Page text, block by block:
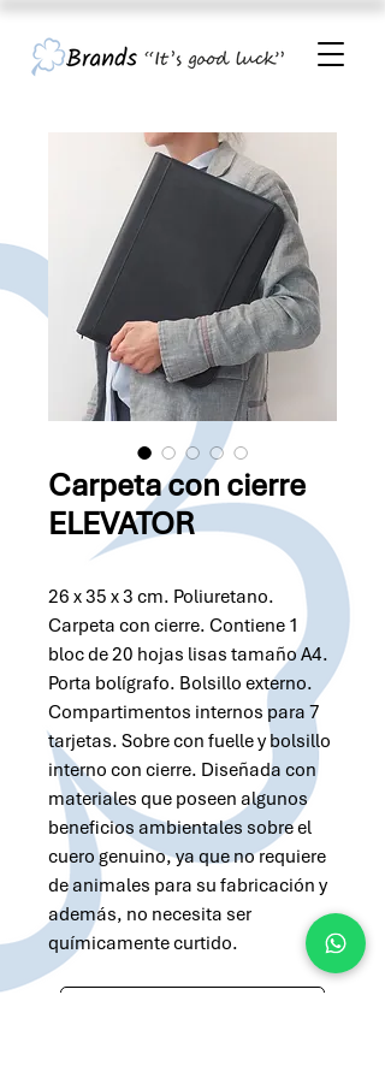
Carpeta con cierre
ELEVATOR
26 x 35 x 3 cm. Poliuretano.
Carpeta con cierre. Contiene 1
bloc de 20 hojas lisas tamaño A4.
Porta bolígrafo. Bolsillo externo.
Compartimentos internos para 7
tarjetas. Sobre con fuelle y bolsillo
interno con cierre. Diseñada con
materiales que poseen algunos
beneficios ambientales sobre el
cuero genuino, ya que no requiere
de animales para su fabricación y
además, no necesita ser
químicamente curtido.